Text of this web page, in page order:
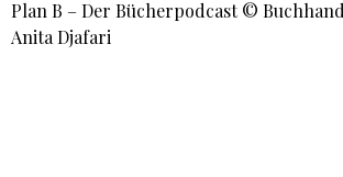
Plan B – Der Bücherpodcast ©
Anita Djafari